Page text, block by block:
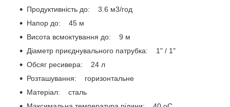
Продуктивність до: 3.6 м3/год
Напор до: 45 м
Висота всмоктування до: 9 м
Діаметр приєднувального патрубка: 1" / 1"
Обсяг ресивера: 24 л
Розташування: горизонтальне
Матеріал: сталь